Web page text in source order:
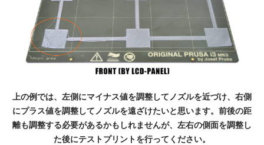
上の例では、左側にマイナス値を調整してノズルを近づけ、右側
にプラス値を調整してノズルを遠ざけたいと思います。前後の距
離も調整する必要があるかもしれませんが、左右の側面を調整し
た後にテストプリントを行ってください。